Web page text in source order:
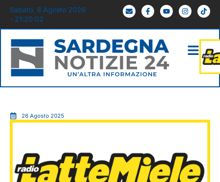
Sabato, 8 Agosto 2026
- 21:20:03
26 Agosto 2025